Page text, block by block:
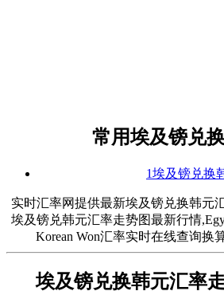
常用埃及镑兑
1埃及镑兑换
实时汇率网提供最新埃及镑兑换韩元
埃及镑兑韩元汇率走势图最新行情
Korean Won汇率实时在线查询换
埃及镑兑换韩元汇率